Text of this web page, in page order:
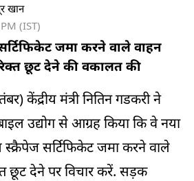
खान
(IST)
जमा करने वाले वाहन
छूट देने की वकालत की
केंद्रीय मंत्री नितिन गडकरी ने
उद्योग से आग्रह किया कि वे नया
सर्टिफिकेट जमा करने वाले
छूट देने पर विचार करें. सड़क